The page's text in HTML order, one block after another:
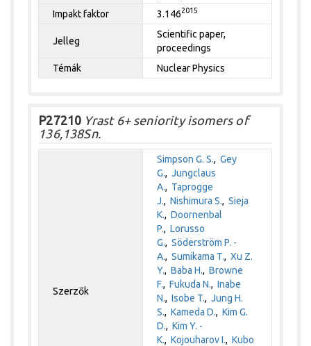
Impakt faktor
3.1462015
Jelleg
Scientific paper,
proceedings
Témák
Nuclear Physics
P27210 Yrast 6+ seniority isomers of
136,138Sn.
Szerzők
Simpson G. S.,Gey
G.,Jungclaus
A., Taprogge
J.,Nishimura S.,Sieja
K.,Doornenbal
P.,Lorusso
G.,Söderström P. -
A.,Sumikama T.,Xu Z.
Y.,Baba H.,Browne
F.,Fukuda N.,Inabe
N.,Isobe T.,Jung H.
S.,Kameda D.,Kim G.
D.,Kim Y. -
K.,Kojouharov I.,Kubo